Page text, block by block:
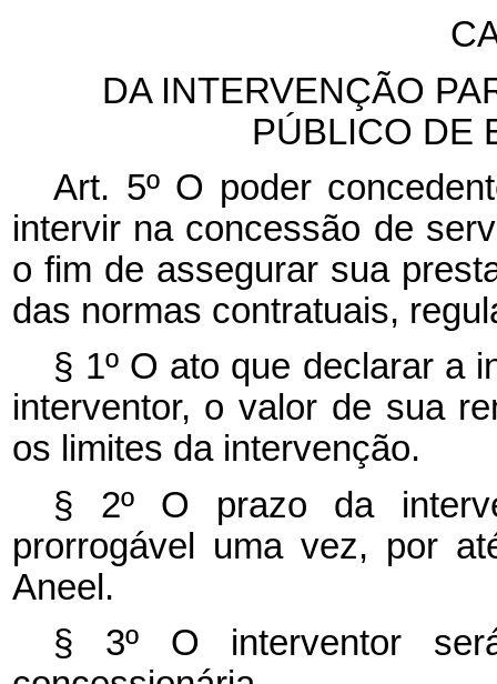
DA INTERVENÇÃO
PÚBLICO DE
Art. 5º O poder
intervir na concessão de
o fim de assegurar sua
das normas contratuais,
§ 1º O ato que declarar a
interventor, o valor de sua
os limites da intervenção.
§ 2º O prazo da
prorrogável uma vez, por
Aneel.
§ 3º O interventor